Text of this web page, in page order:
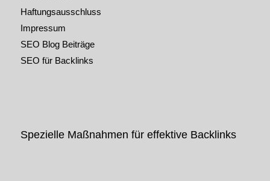
Haftungsausschluss
Impressum
SEO Blog Beiträge
SEO für Backlinks
Spezielle Maßnahmen für effektive Backlinks